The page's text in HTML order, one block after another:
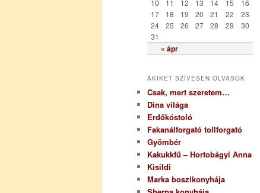
« ápr
10
11 12 13 14 15
16
17
18 19 20 21 22
23
24
25 26 27 28 29
30
31
AKIKET SZÍVESEN OLVASOK
Csak, mert szeretem…
Dina világa
Erdőkóstoló
Fakanálforgató tollforgató
Gyömbér
Kakukkfű – Hortobágyi Anna
Kisildi
Marka boszikonyhája